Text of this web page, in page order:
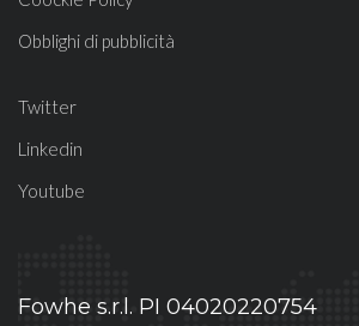
Obblighi di pubblicità
Twitter
Linkedin
Youtube
Fowhe s.r.l. PI 04020220754